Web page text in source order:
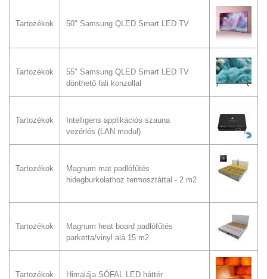
Tartozékok 50" Samsung QLED Smart LED TV
Tartozékok
55" Samsung QLED Smart LED TV
dönthető fali konzollal
Tartozékok
Intelligens applikációs szauna
vezérlés (LAN modul)
Tartozékok
Magnum mat padlófűtés
hidegburkolathoz termosztáttal - 2 m2
Tartozékok
Magnum heat board padlófűtés
parketta/vinyl alá 15 m2
Tartozékok Himalája SÓFAL LED háttér